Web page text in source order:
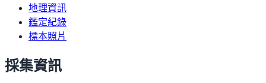
地理資訊
鑑定紀錄
標本照片
採集資訊